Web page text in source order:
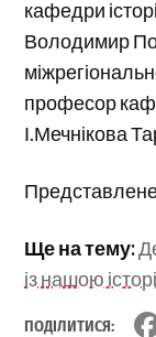
кафедри
Володимир
професор
І.Мечнікова
Представлене
Ще на тему:
із нашою
ПОДІЛИТИСЯ: